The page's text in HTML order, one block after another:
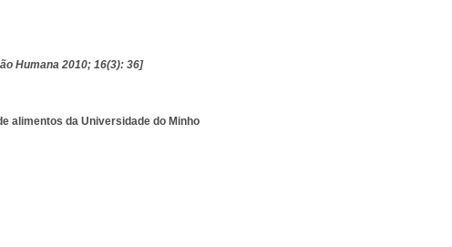
Humana 2010; 16(3): 36]
alimentos da Universidade do Minho